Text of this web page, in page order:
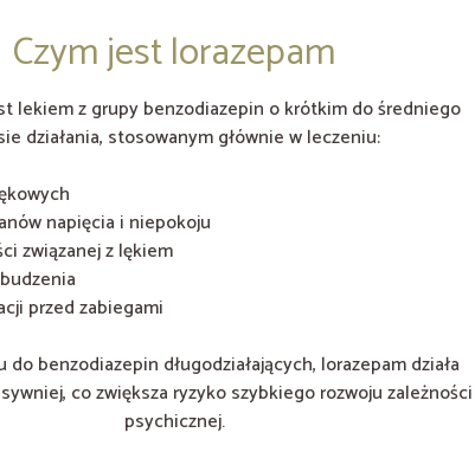
Czym jest lorazepam
lekiem z grupy benzodiazepin o krótkim do średniego
działania, stosowanym głównie w leczeniu:
napięcia i niepokoju
związanej z lękiem
przed zabiegami
benzodiazepin długodziałających, lorazepam działa
co zwiększa ryzyko szybkiego rozwoju zależności
psychicznej.